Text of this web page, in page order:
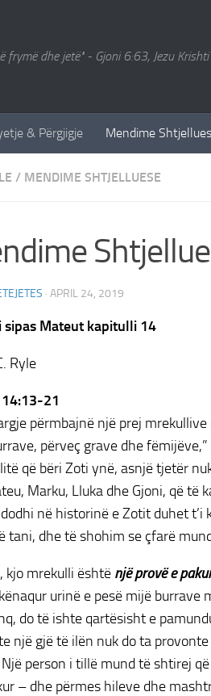
frymë dhe jetë" - Gjoni 6:63, Jezu Krishti
& Përgjigje Mendime
/ MENDIME SHTJELLUESE
· APRIL 24, 2019
sipas Mateut kapitulli 14
Ryle
21
përmbajnë një prej
përveç grave dhe
që bëri Zoti ynë, asnjë tjetër
Marku, Lluka dhe Gjoni, që të
në historinë e Zotit duhet
tani, dhe të shohim se çfarë
kjo mrekulli është një provë e
urinë e pesë mijë burrave
do të ishte qartësisht e
një gjë të ilën nuk do ta
person i tillë mund të shtirej
– dhe përmes hileve dhe